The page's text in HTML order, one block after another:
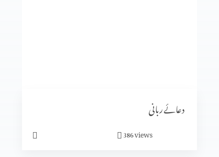
کرسمس کیوں ہے؟
دعائے ربانی
386views